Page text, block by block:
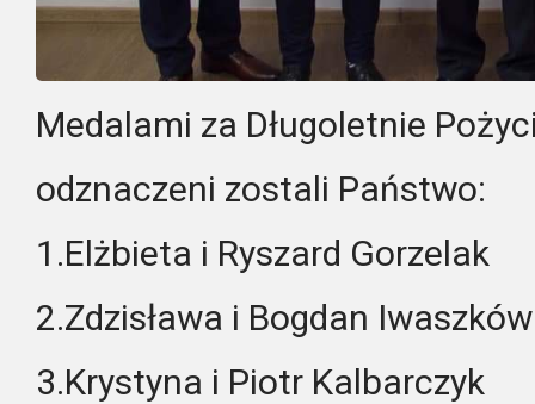
Medalami za Długoletnie
odznaczeni zostali Państwo:
1.​Elżbieta i Ryszard Gorzelak
2.​Zdzisława i Bogdan Iwaszków
3.​Krystyna i Piotr Kalbarczyk